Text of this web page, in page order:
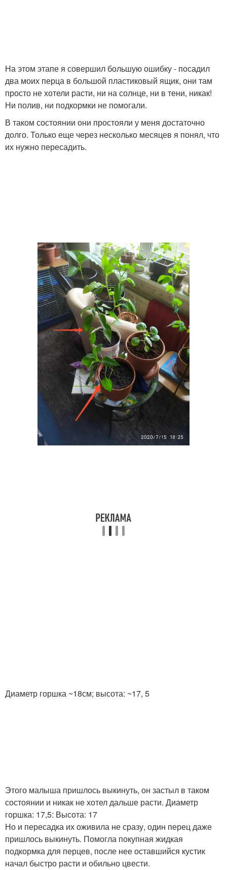
На этом этапе я совершил большую ошибку - посадил
два моих перца в большой пластиковый ящик, они там
просто не хотели расти, ни на солнце, ни в тени, никак!
Ни полив, ни подкормки не помогали.
В таком состоянии они простояли у меня достаточно
долго. Только еще через несколько месяцев я понял, что
их нужно пересадить.
Диаметр горшка ~18см; высота: ~17, 5
Этого малыша пришлось выкинуть, он застыл в таком
состоянии и никак не хотел дальше расти. Диаметр
горшка: 17,5: Высота: 17
Но и пересадка их оживила не сразу, один перец даже
пришлось выкинуть. Помогла покупная жидкая
подкормка для перцев, после нее оставшийся кустик
начал быстро расти и обильно цвести.